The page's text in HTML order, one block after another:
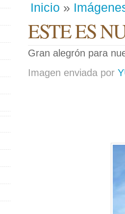
Inicio »
ESTE ES
Gran alegrón para
Imagen enviada por